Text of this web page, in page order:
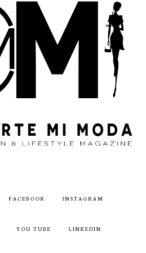
FACEBOOK INSTAGRAM
YOU TUBE LINKEDIN